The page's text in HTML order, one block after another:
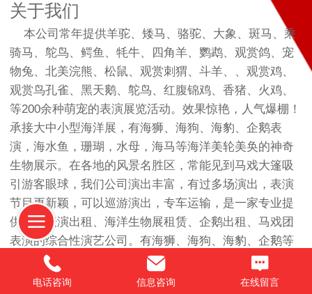
关于我们
本公司常年提供羊驼、矮马、骆驼、大象、斑马、乘
骑马、鸵鸟、鳄鱼、牦牛、四角羊、鹦鹉、观赏鸽、宠
物兔、北美浣熊、松鼠、观赏刺猬、斗羊、、观赏鸡、
观赏鸟孔雀、黑天鹅、鸵鸟、红腹锦鸡、香猪、火鸡、
等200余种萌宠的表演展览活动。效果惊艳，人气爆棚！
承接大中小型海洋展，有海狮、海狗、海豹、企鹅表
演，海水鱼，珊瑚，水母，海马等海洋美轮美奂的神奇
生物展示。在各地的风景名胜区，常能见到马戏大篷吸
引游客眼球，我们公司演出丰富，有过多场演出，表演
节目更新颖，可以巡游演出，专车运输，是一家专业提
供海狮表演出租、海洋生物展租赁、企鹅出租、马戏团
表演的综合性演艺公司。有海狮、海狗、海豹、企鹅等
表演，海水鱼，珊瑚，水母，海马等海洋神奇生物展
示。 海洋展鱼缸出租观赏水母展布置活体海狮海豹表演
电话咨询 信息咨询 在线留言